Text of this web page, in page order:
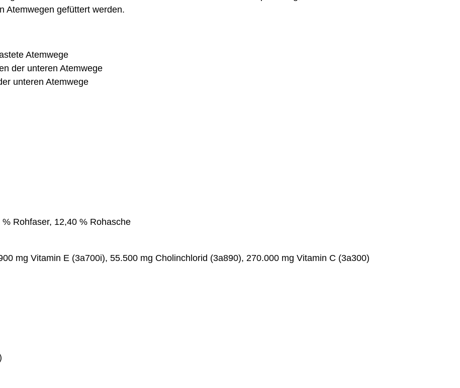
Atemwegen gefüttert werden.
Atemwege
der unteren Atemwege
unteren Atemwege
Rohfaser, 12,40 % Rohasche
mg Vitamin E (3a700i), 55.500 mg Cholinchlorid (3a890), 270.000 mg Vitamin C (3a300)